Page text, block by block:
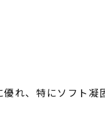
れ、特にソフト凝